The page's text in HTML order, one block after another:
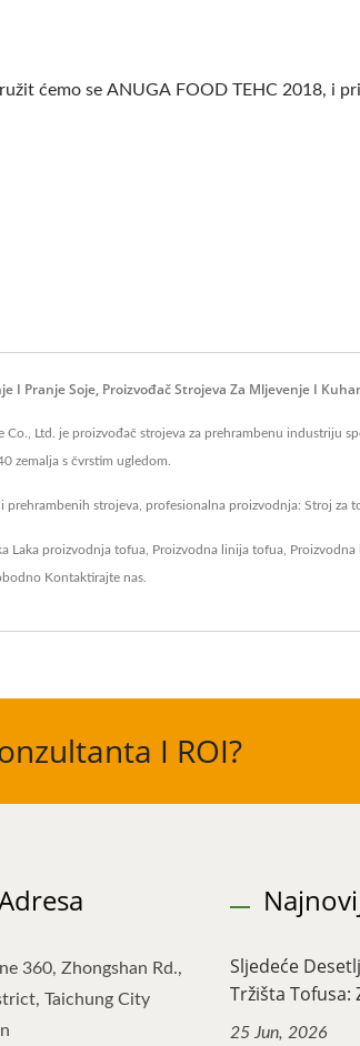
ćemo se ANUGA FOOD TEHC 2018, i
I Pranje Soje, Proizvođač Strojeva Za Mljevenje I
Ltd. je proizvođač strojeva za prehrambenu industriju
zemalja s čvrstim ugledom.
strojeva, profesionalna proizvodnja: Stroj za
Laka proizvodnja tofua Proizvodna linija tofua
Kontaktirajte nas
I ROI?
360, Zhongshan Rd.,
Taichung City
Sljedeće
Tržišta Tofusa:
25 Jun, 2026